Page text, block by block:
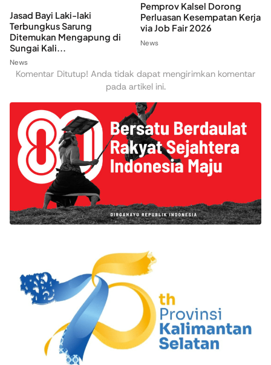
Jasad Bayi Laki-laki
Terbungkus Sarung
Ditemukan Mengapung di
Sungai Kali...
News
Pemprov Kalsel Dorong
Perluasan Kesempatan Kerja
via Job Fair 2026
News
Komentar Ditutup! Anda tidak dapat mengirimkan komentar
pada artikel ini.